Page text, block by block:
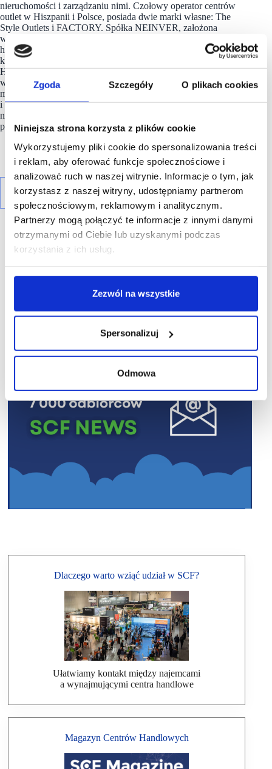
Zgoda Szczegóły O plikach cookies
Niniejsza strona korzysta z plików cookie
Wykorzystujemy pliki cookie do spersonalizowania treści
i reklam, aby oferować funkcje społecznościowe i
analizować ruch w naszej witrynie. Informacje o tym, jak
korzystasz z naszej witryny, udostępniamy partnerom
społecznościowym, reklamowym i analitycznym.
Partnerzy mogą połączyć te informacje z innymi danymi
otrzymanymi od Ciebie lub uzyskanymi podczas
korzystania z ich usług.
Zezwól na wszystkie
Spersonalizuj
Odmowa
nieruchomości i zarządzaniu nimi. Czołowy operator centrów
outlet w Hiszpanii i Polsce, posiada dwie marki własne: The
Style Outlets i FACTORY. Spółka NEINVER, założona
w 1969 roku, zarządza 17 centrami outlet i 4 parkami
handlowymi, współpracując z ponad 800 markami w sześciu
krajach europejskich: Francji, Niemczech, Włoszech, Polsce,
Hiszpanii i Holandii. W ramach zaangażowania
w zrównoważony rozwój, strategia firmy Building Tomorrow
ma na celu wywarcie pozytywnego wpływu na społeczeństwo
i środowisko naturalne, zwiększenie odporności firmy
na trudności rynkowe oraz podniesienie zaangażowania
pracowników.
Dlaczego warto wziąć udział w SCF?
Ułatwiamy kontakt między najemcami
a wynajmującymi centra handlowe
Magazyn Centrów Handlowych